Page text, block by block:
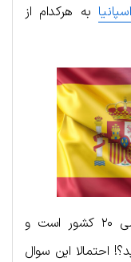
به هرکدام از
آیا می‌دانستید که اسپانیایی زبان رسمی ۲۰ کشور است و
احتمالا این سوال